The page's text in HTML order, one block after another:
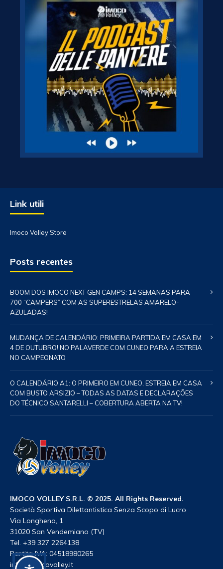
Link utili
Imoco Volley Store
Posts recentes
BOOM DOS IMOCO NEXT GEN CAMPS: 14 SEMANAS PARA
700 “CAMPERS” COM AS SUPERESTRELAS AMARELO-
AZULADAS!
MUDANÇA DE CALENDÁRIO: PRIMEIRA PARTIDA EM CASA EM
4 DE OUTUBRO! NO PALAVERDE COM CUNEO PARA A ESTREIA
NO CAMPEONATO
O CALENDÁRIO A1: O PRIMEIRO EM CUNEO, ESTREIA EM CASA
COM BUSTO ARSIZIO – TODAS AS DATAS E DECLARAÇÕES
DO TÉCNICO SANTARELLI – COBERTURA ABERTA NA TV!
IMOCO VOLLEY S.R.L. © 2025. All Rights Reserved.
Società Sportiva Dilettantistica Senza Scopo di Lucro
Via Longhena, 1
31020 San Vendemiano (TV)
Tel. +39 327 2264138
Partita IVA: 04518980265
info@imocovolley.it